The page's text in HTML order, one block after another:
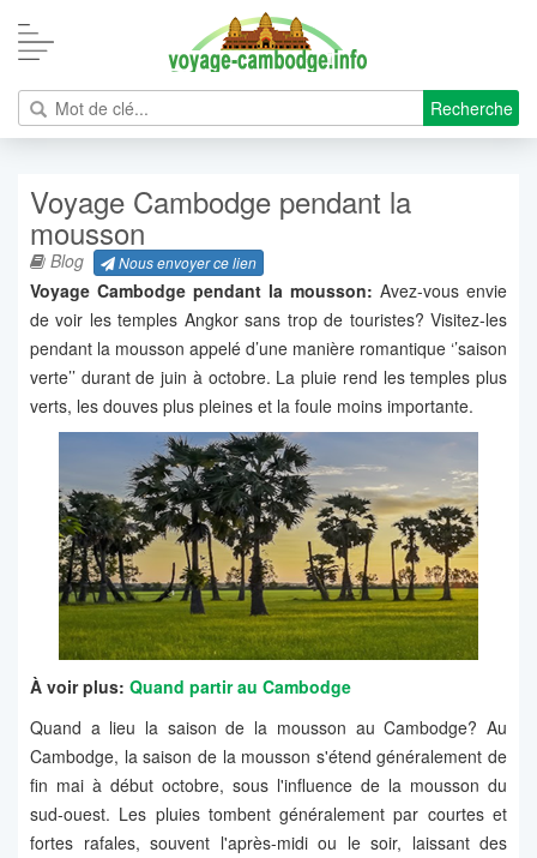
Recherche
Voyage Cambodge pendant la
mousson
Blog Nous envoyer ce lien
Voyage Cambodge pendant la mousson: Avez-vous envie
de voir les temples Angkor sans trop de touristes? Visitez-les
pendant la mousson appelé d’une manière romantique ‘’saison
verte’’ durant de juin à octobre. La pluie rend les temples plus
verts, les douves plus pleines et la foule moins importante.
À voir plus: Quand partir au Cambodge
Quand a lieu la saison de la mousson au Cambodge? Au
Cambodge, la saison de la mousson s'étend généralement de
fin mai à début octobre, sous l'influence de la mousson du
sud-ouest. Les pluies tombent généralement par courtes et
fortes rafales, souvent l'après-midi ou le soir, laissant des